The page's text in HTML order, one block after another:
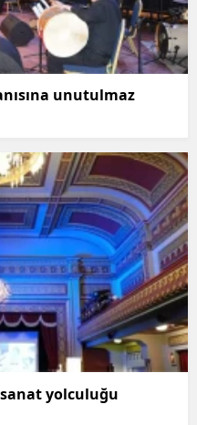
unutulmaz
sanat yolculuğu